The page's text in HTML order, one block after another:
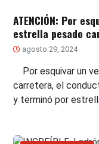
ATENCIÓN: Por
estrella pesado
agosto 29, 2024
Por esquivar un
carretera, el
y terminó por